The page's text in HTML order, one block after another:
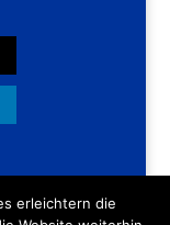
erleichtern die